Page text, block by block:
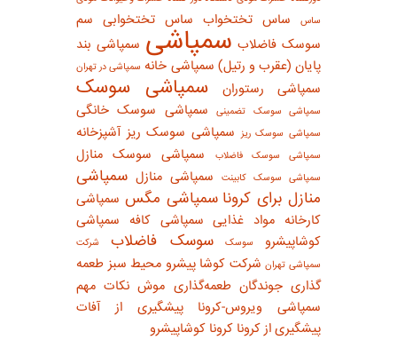
ساس
ساس تختخواب ساس تختخوابی سم
سوسک فاضلاب سمپاشی سمپاشی بند
پایان (عقرب و رتیل) سمپاشی خانه سمپاشی در تهران
سمپاشی رستوران سمپاشی سوسک
سمپاشی سوسک تضمینی سمپاشی سوسک خانگی
سمپاشی سوسک ریز سمپاشی سوسک ریز آشپزخانه
سمپاشی سوسک فاضلاب سمپاشی سوسک منازل
سمپاشی سوسک کابینت سمپاشی منازل سمپاشی
منازل برای کرونا سمپاشی مگس سمپاشی
کارخانه مواد غذایی سمپاشی کافه سمپاشی
کوشاپیشرو
سوسک سوسک فاضلاب
شرکت
سمپاشی تهران شرکت کوشا پیشرو محیط سبز طعمه
گذاری جوندگان طعمه‌گذاری موش نکات مهم
سمپاشی
ویروس-کرونا
پیشگیری از آفات
پیشگیری از کرونا کرونا کوشاپیشرو